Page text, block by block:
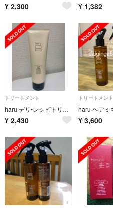
¥ 2,300 ¥ 1,382
トリートメント
haru デリ•レシピトリートメント
¥ 2,430
トリートメント
¥ 3,600